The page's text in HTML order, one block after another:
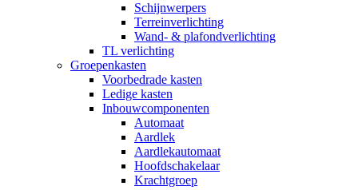
Schijnwerpers
Terreinverlichting
Wand- & plafondverlichting
TL verlichting
Groepenkasten
Voorbedrade kasten
Ledige kasten
Inbouwcomponenten
Automaat
Aardlek
Aardlekautomaat
Hoofdschakelaar
Krachtgroep